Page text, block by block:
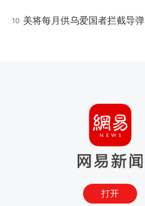
10 美将每月供乌爱国者拦截导弹
打开